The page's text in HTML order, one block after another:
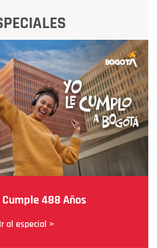
488 Años
Ir al especial >